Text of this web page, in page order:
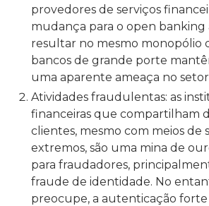
provedores de serviços
mudança para o open banking
resultar no mesmo monopólio
bancos de grande porte
uma aparente ameaça no
Atividades fraudulentas: as
financeiras que compartilham
clientes, mesmo com meios de
extremos, são uma mina de
para fraudadores,
fraude de identidade. No
preocupe, a autenticação forte